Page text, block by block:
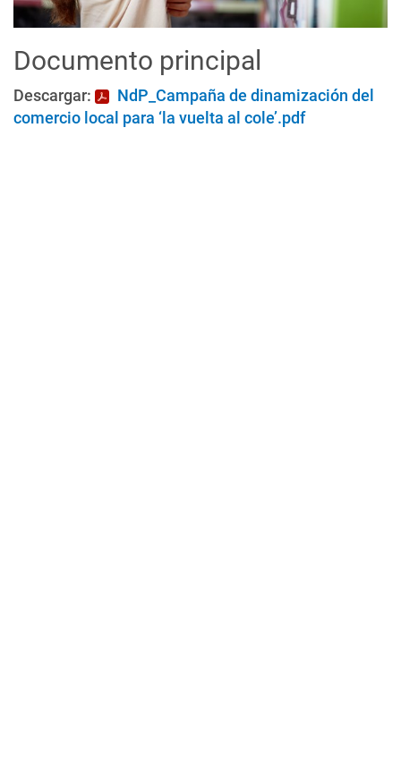
Documento principal
Descargar:
NdP_Campaña de dinamización del
comercio local para ‘la vuelta al cole’.pdf